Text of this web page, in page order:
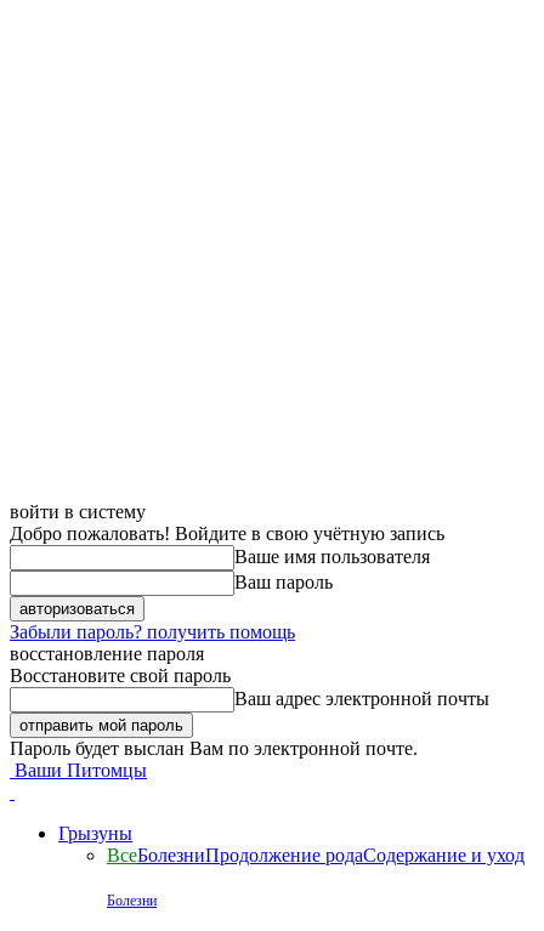
войти в систему
Добро пожаловать! Войдите в свою учётную запись
Ваше имя пользователя
Ваш пароль
Забыли пароль? получить помощь
восстановление пароля
Восстановите свой пароль
Ваш адрес электронной почты
Пароль будет выслан Вам по электронной почте.
Ваши Питомцы
Грызуны
ВсеБолезниПродолжение родаСодержание и уход
Болезни